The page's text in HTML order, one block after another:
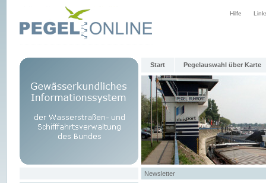
Hilfe
Start Pegelauswahl über Karte
Newsletter